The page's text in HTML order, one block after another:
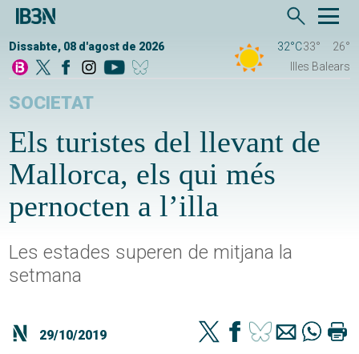
Dissabte, 08 d'agost de 2026 32°C33°
26°
Illes Balears
SOCIETAT
Els turistes del llevant de
Mallorca, els qui més
pernocten a l’illa
Les estades superen de mitjana la
setmana
29/10/2019